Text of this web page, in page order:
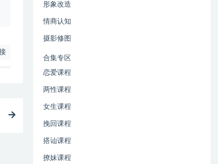
形象改造
情商认知
摄影修图
合集专区
恋爱课程
两性课程
女生课程
挽回课程
搭讪课程
撩妹课程